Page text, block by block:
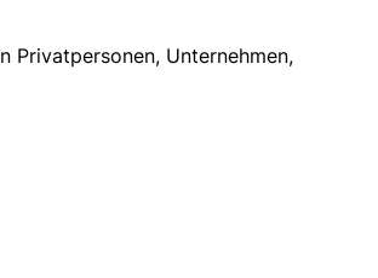
Privatpersonen, Unternehmen,